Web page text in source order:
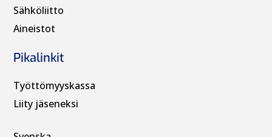
Sähköliitto
Aineistot
Pikalinkit
Työttömyyskassa
Liity jäseneksi